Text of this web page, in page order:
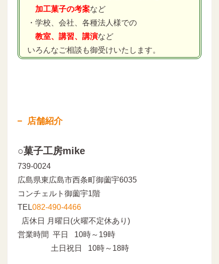
加工菓子の考案など
・学校、会社、各種法人様での
教室、講習、講演など
いろんなご相談も御受けいたします。
店舗紹介
○菓子工房mike
739-0024
広島県東広島市西条町御薗宇6035
コンチェルト御薗宇1階
TEL082-490-4466
店休日 月曜日(火曜不定休あり)
営業時間 平日 10時～19時
土日祝日 10時～18時